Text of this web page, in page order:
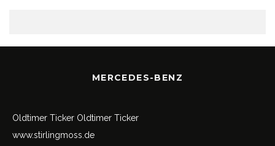
MERCEDES-BENZ
Oldtimer Ticker Oldtimer Ticker
www.stirlingmoss.de